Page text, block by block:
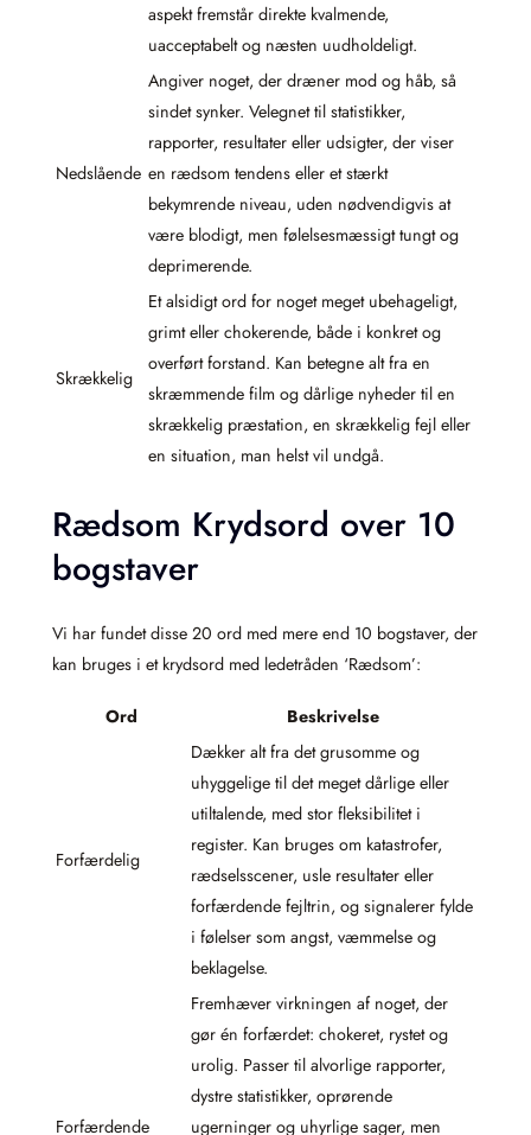
aspekt fremstår direkte kvalmende,
uacceptabelt og næsten uudholdeligt.
Nedslående
Angiver noget, der dræner mod og håb, så
sindet synker. Velegnet til statistikker,
rapporter, resultater eller udsigter, der viser
en rædsom tendens eller et stærkt
bekymrende niveau, uden nødvendigvis at
være blodigt, men følelsesmæssigt tungt og
deprimerende.
Skrækkelig
Et alsidigt ord for noget meget ubehageligt,
grimt eller chokerende, både i konkret og
overført forstand. Kan betegne alt fra en
skræmmende film og dårlige nyheder til en
skrækkelig præstation, en skrækkelig fejl eller
en situation, man helst vil undgå.
Rædsom Krydsord over 10
bogstaver
Vi har fundet disse 20 ord med mere end 10 bogstaver, der
kan bruges i et krydsord med ledetråden ‘Rædsom’:
Ord Beskrivelse
Forfærdelig
Dækker alt fra det grusomme og
uhyggelige til det meget dårlige eller
utiltalende, med stor fleksibilitet i
register. Kan bruges om katastrofer,
rædselsscener, usle resultater eller
forfærdende fejltrin, og signalerer fylde
i følelser som angst, væmmelse og
beklagelse.
Forfærdende
Fremhæver virkningen af noget, der
gør én forfærdet: chokeret, rystet og
urolig. Passer til alvorlige rapporter,
dystre statistikker, oprørende
ugerninger og uhyrlige sager, men